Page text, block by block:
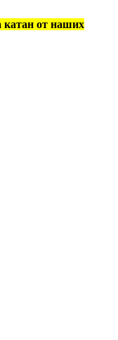
катан от наших